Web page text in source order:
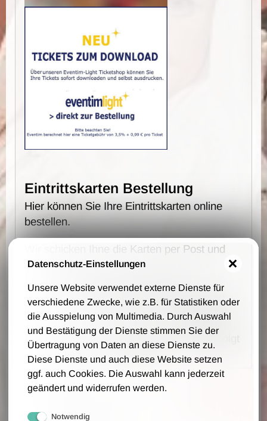
Eintrittskarten Bestellung
Hier können Sie Ihre Eintrittskarten online
bestellen.
Wir schicken Ihne die Karten per Post und
auf Rechnung zu.
Bearbeitungsgebühren an - wir berechnen
lediglich 1,00 € Portokosten pro Bestellung.
Die Bestellung, Lieferung und Zahlung erfolgt
auf Grundlage unsere AGB.
Ihre Daten
Firmenname (optional)
Datenschutz-Einstellungen
Unsere Website verwendet externe Dienste für
verschiedene Zwecke, wie z.B. für Statistiken oder
die Ausspielung von Multimedia. Durch Auswahl
und Bestätigung der Dienste stimmen Sie der
Übertragung von Daten an diese Dienste zu.
Diese Dienste und auch diese Website setzen
ggf. auch Cookies. Die Auswahl kann jederzeit
geändert und widerrufen werden.
Notwendig